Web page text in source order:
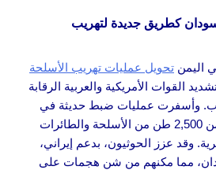
كطريق جديدة لتهريب
اليمن تحويل عمليات تهريب الأسلحة
القوات الأمريكية والعربية الرقابة
وأسفرت عمليات ضبط حديثة في
ميناء عدن عن حجز أكثر من 2,500 طن من الأسلحة والطائرات
وقد عزز الحوثيون، بدعم إيراني،
مما مكنهم من شن هجمات على